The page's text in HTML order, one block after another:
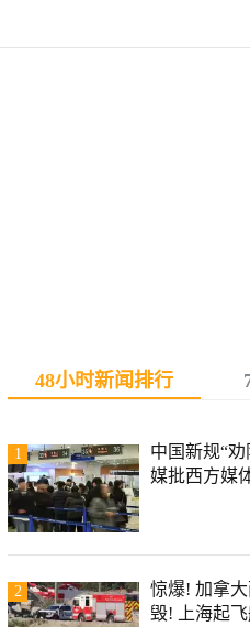
48小时新闻排行
1
中国新规“
媒批西方媒
2
惊爆! 加拿
毁! 上海起